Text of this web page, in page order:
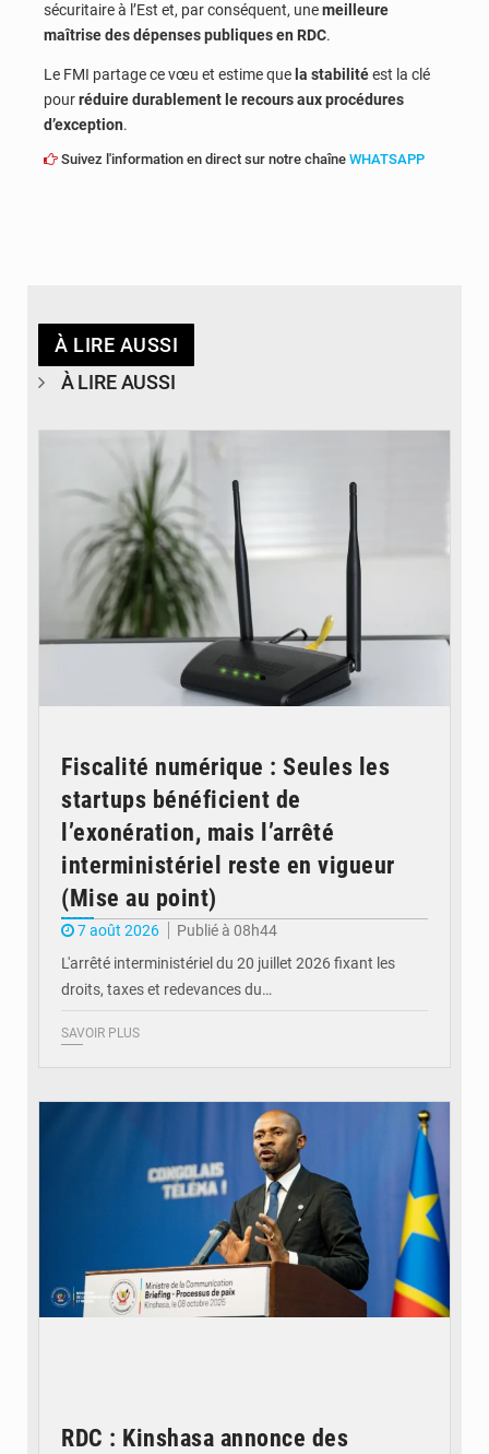
sécuritaire à l’Est et, par conséquent, unemeilleure
maîtrise des dépenses publiques en RDC.
Le FMI partage ce vœu et estime que la stabilitéest la clé
pourréduire durablement le recours aux procédures
d’exception.
Suivez l'information en direct sur notre chaîne WHATSAPP
À LIRE AUSSI
À LIRE AUSSI
Fiscalité numérique : Seules les
startups bénéficient de
l’exonération, mais l’arrêté
interministériel reste en vigueur
(Mise au point)
7 août 2026
Publié à 08h44
L'arrêté interministériel du 20 juillet 2026 fixant les
droits, taxes et redevances du…
SAVOIR PLUS
RDC : Kinshasa annonce des